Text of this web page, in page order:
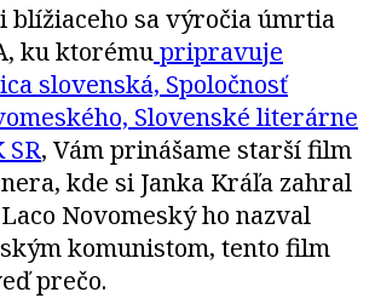
sa výročia úmrtia
ku ktorémupripravuje
slovenská, Spoločnosť
Slovenské literárne
SR, Vám prinášame starší film
kde si Janka Kráľa zahral
Novomeský ho nazval
komunistom, tento film
prečo.